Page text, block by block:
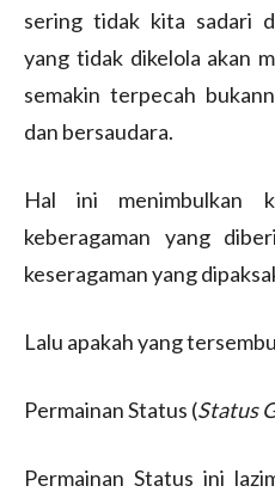
sering tidak kita sadari
yang tidak dikelola akan
semakin terpecah
dan bersaudara.
Hal ini menimbulkan
keberagaman yang
keseragaman yang
Lalu apakah yang
Permainan Status (Status
Permainan Status ini